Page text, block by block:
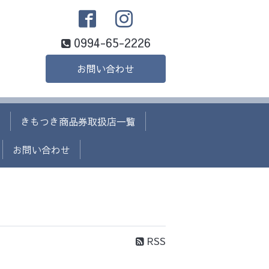
0994-65-2226
お問い合わせ
きもつき商品券取扱店一覧
お問い合わせ
RSS